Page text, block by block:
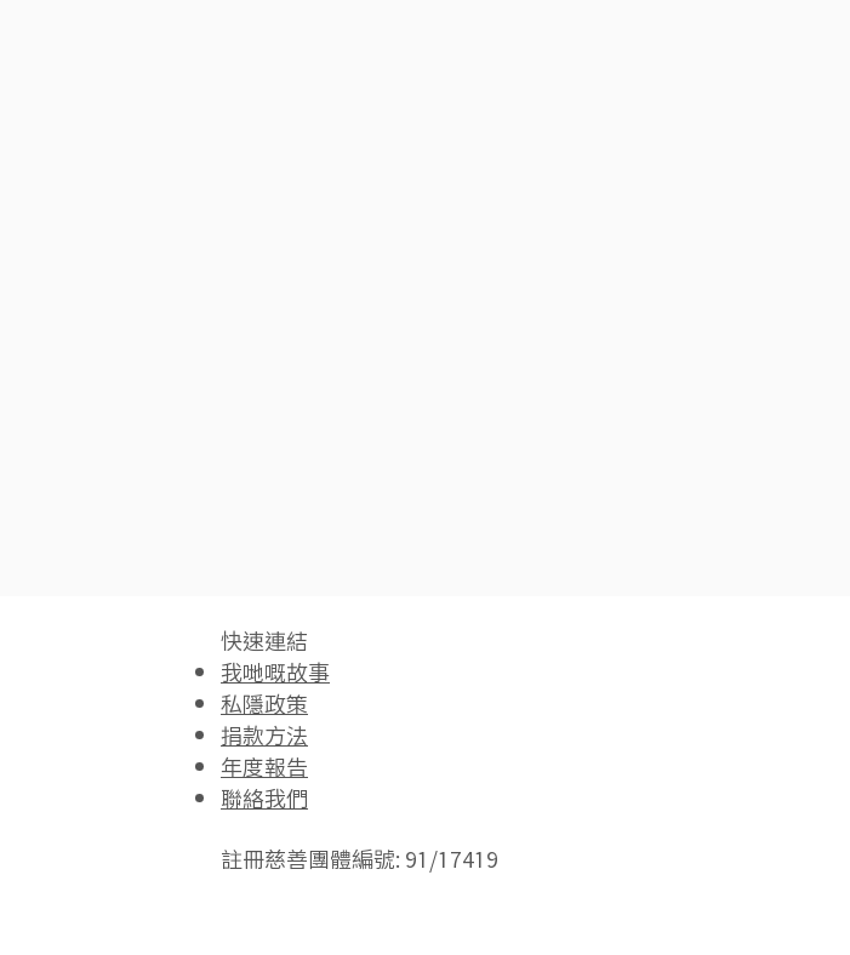
快速連結​
我哋嘅故事
私隱政策
捐款方法
年度報告
聯絡我們
註冊慈善團體編號: 91/17419